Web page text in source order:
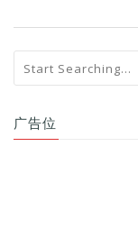
广告位